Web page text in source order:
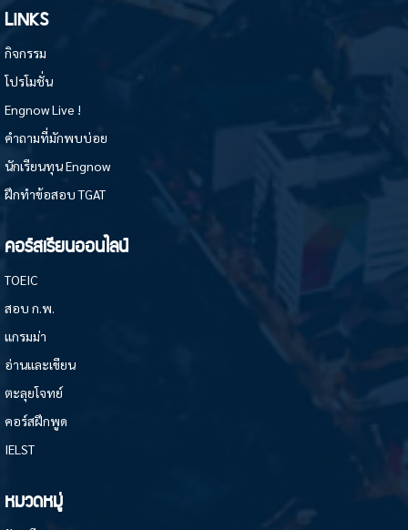
LINKS
กิจกรรม
โปรโมชั่น
Engnow Live !
คำถามที่มักพบบ่อย
นักเรียนทุน Engnow
ฝึกทำข้อสอบ TGAT
คอร์สเรียนออนไลน์
TOEIC
สอบ ก.พ.
แกรมม่า
อ่านและเขียน
ตะลุยโจทย์
คอร์สฝึกพูด
IELST
หมวดหมู่